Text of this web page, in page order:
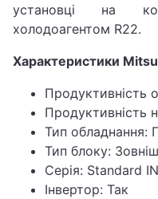
установці на
холодоагентом R22.
Характеристики
Продуктивність
Продуктивність
Тип обладнання:
Тип блоку:
Серія: Standard
Інвертор: Так